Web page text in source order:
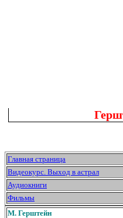
Главная страница
Видеокурс. Выход в астрал
Аудиокниги
Фильмы
М. Герштейн